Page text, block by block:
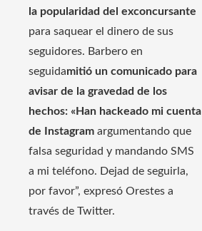
la popularidad del exconcursante
para saquear el dinero de sus
seguidores. Barbero en
seguidamitió un comunicado para
avisar de la gravedad de los
hechos: «Han hackeado mi cuenta
de Instagram argumentando que
falsa seguridad y mandando SMS
a mi teléfono. Dejad de seguirla,
por favor”, expresó Orestes a
través de Twitter.